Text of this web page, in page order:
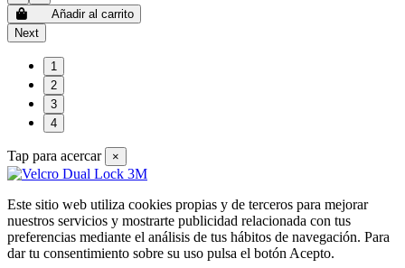
Añadir al carrito
Next
1
2
3
4
Tap para acercar ×
Este sitio web utiliza cookies propias y de terceros para mejorar
nuestros servicios y mostrarte publicidad relacionada con tus
preferencias mediante el análisis de tus hábitos de navegación. Para
dar tu consentimiento sobre su uso pulsa el botón Acepto.